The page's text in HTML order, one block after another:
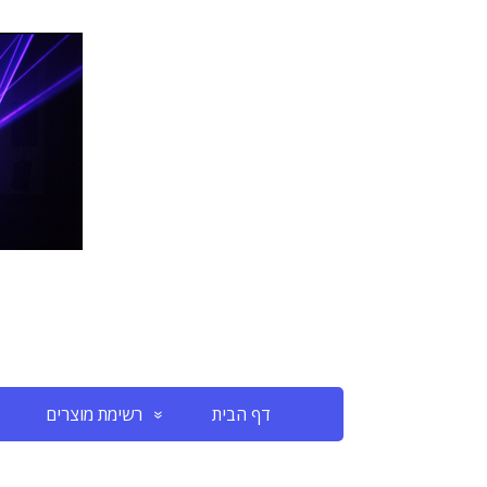
רשימת מוצרים דף הבית